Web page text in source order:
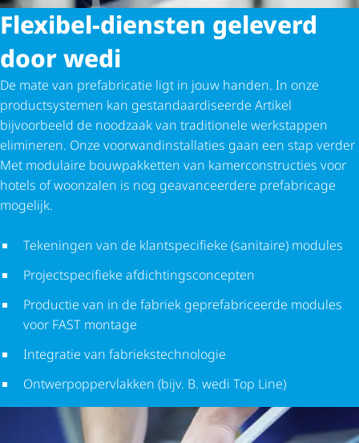
Flexibel-diensten geleverd
door wedi
De mate van prefabricatie ligt in jouw handen. In onze
product­sys­temen kan gestan­daar­di­seerde Artikel
bijvoorbeeld de noodzaak van traditionele werkstappen
elimineren. Onze voor­wand­in­stal­la­ties gaan een stap verder
Met modulaire bouwpakketten van kamer­con­struc­ties voor
hotels of woonzalen is nog geavanceerdere prefabricage
mogelijk.
Tekeningen van de klant­spe­ci­fieke (sanitaire) modules
Project­spe­ci­fieke afdich­tings­con­cepten
Productie van in de fabriek gepre­fa­bri­ceerde modules
voor FAST montage
Integratie van fabrieks­tech­no­logie
Ontwer­pop­per­vlakken (bijv. B. wedi Top Line)